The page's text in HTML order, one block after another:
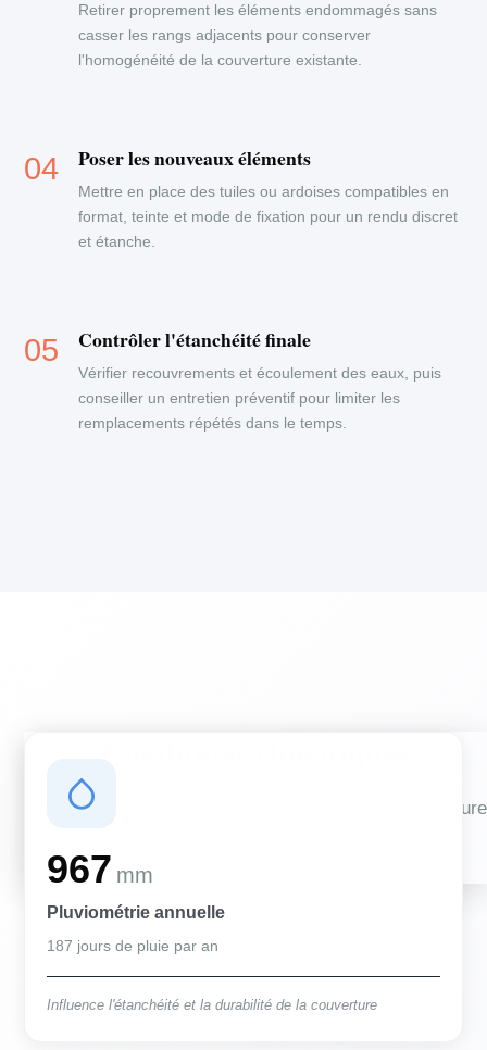
Retirer proprement les éléments endommagés sans
casser les rangs adjacents pour conserver
l'homogénéité de la couverture existante.
Poser les nouveaux éléments
Mettre en place des tuiles ou ardoises compatibles en
format, teinte et mode de fixation pour un rendu discret
et étanche.
Contrôler l'étanchéité finale
Vérifier recouvrements et écoulement des eaux, puis
conseiller un entretien préventif pour limiter les
remplacements répétés dans le temps.
Des conditions qui influencent vos travaux de couverture
967 mm
Pluviométrie annuelle
187 jours de pluie par an
Influence l'étanchéité et la durabilité de la couverture